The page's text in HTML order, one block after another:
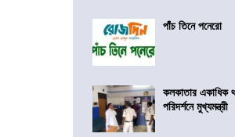
পাঁচ তিনে পনেরো
কলকাতার একাধিক
পরিদর্শনে মুখ্যমন্ত্রী